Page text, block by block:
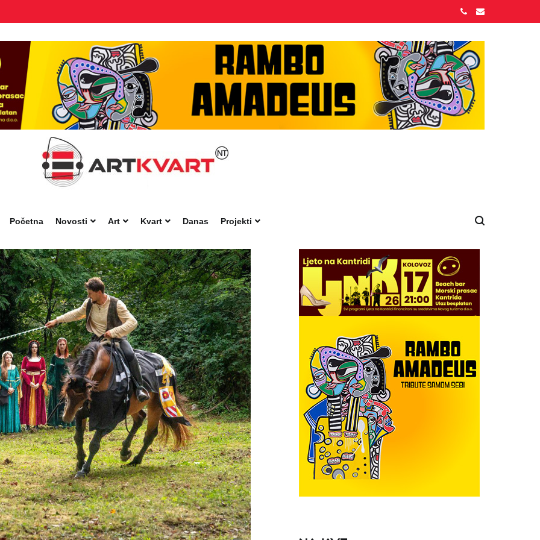
Početna
Novosti Art Kvart Danas Projekti